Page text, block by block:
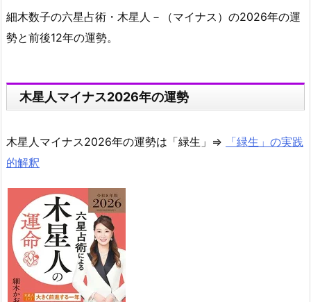
細木数子の六星占術・木星人－（マイナス）の2026年の運
勢と前後12年の運勢。
木星人マイナス2026年の運勢
木星人マイナス2026年の運勢は「緑生」⇒
「緑生」の実践
的解釈